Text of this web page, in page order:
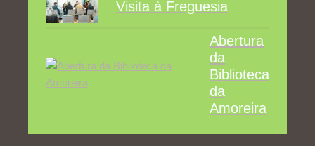
Visita à Freguesia
Abertura
da
Biblioteca
da
Amoreira